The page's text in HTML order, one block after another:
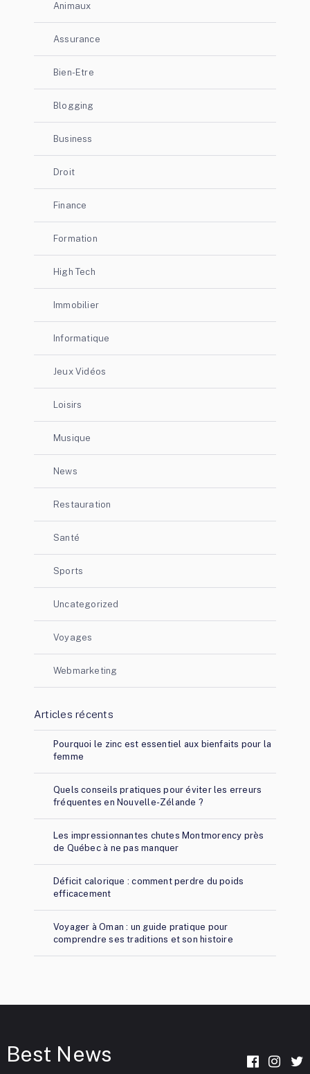
Animaux
Assurance
Bien-Etre
Blogging
Business
Droit
Finance
Formation
High Tech
Immobilier
Informatique
Jeux Vidéos
Loisirs
Musique
News
Restauration
Santé
Sports
Uncategorized
Voyages
Webmarketing
Articles récents
Pourquoi le zinc est essentiel aux bienfaits pour la
femme
Quels conseils pratiques pour éviter les erreurs
fréquentes en Nouvelle-Zélande ?
Les impressionnantes chutes Montmorency près
de Québec à ne pas manquer
Déficit calorique : comment perdre du poids
efficacement
Voyager à Oman : un guide pratique pour
comprendre ses traditions et son histoire
Best News